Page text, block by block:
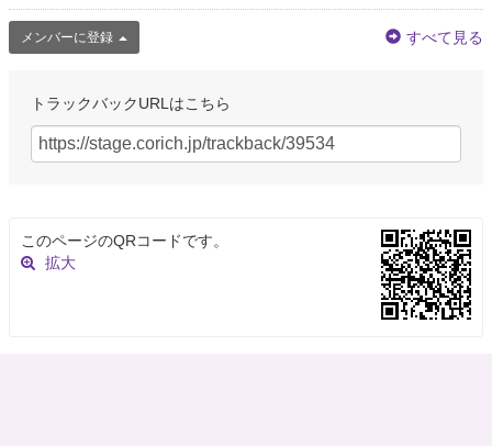
メンバーに登録 すべて見る
トラックバックURLはこちら
このページのQRコードです。
拡大